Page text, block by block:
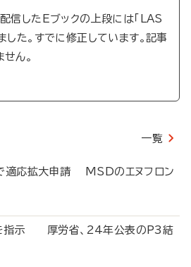
したEブックの上段には「LAS
した。すでに修正しています。記事
ん。
一覧
適応拡大申請 MSDのエヌフロン
を指示 厚労省、24年公表のP3結